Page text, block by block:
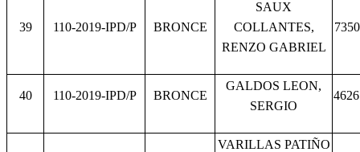
39 110-2019-IPD/P BRONCE
SAUX
COLLANTES,
RENZO GABRIEL
40 110-2019-IPD/P BRONCE
GALDOS LEON,
SERGIO
VARILLAS PATIÑO